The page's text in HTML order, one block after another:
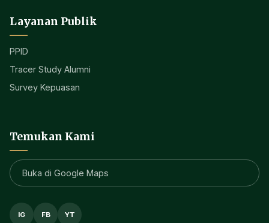
Layanan Publik
PPID
Tracer Study Alumni
Survey Kepuasan
Temukan Kami
Buka di Google Maps
IG FB YT